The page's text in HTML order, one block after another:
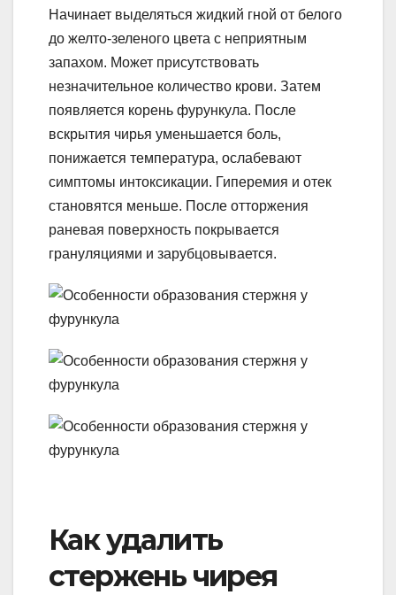
Начинает выделяться жидкий гной от белого
до желто-зеленого цвета с неприятным
запахом. Может присутствовать
незначительное количество крови. Затем
появляется корень фурункула. После
вскрытия чирья уменьшается боль,
понижается температура, ослабевают
симптомы интоксикации. Гиперемия и отек
становятся меньше. После отторжения
раневая поверхность покрывается
грануляциями и зарубцовывается.
Как удалить
стержень чирея